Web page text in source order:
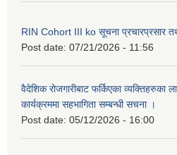
RIN Cohort III ko सूचना प्रचारप्रसार
Post date: 07/21/2026 - 11:56
वैदेशिक रोजगारीबाट फर्किएका व्यक्तिहरुका
कार्यक्रममा सहभागिता सम्बन्धी सचना ।
Post date: 05/12/2026 - 16:00